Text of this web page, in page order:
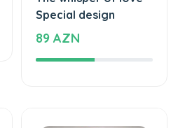
89 AZN